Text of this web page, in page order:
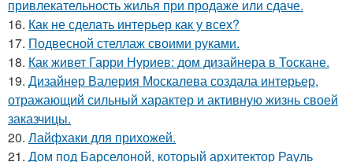
привлекательность жилья при продаже или сдаче.
16. Как не сделать интерьер как у всех?
17. Подвесной стеллаж своими руками.
18. Как живет Гарри Нуриев: дом дизайнера в Тоскане.
19. Дизайнер Валерия Москалева создала интерьер,
отражающий сильный характер и активную жизнь своей
заказчицы.
20. Лайфхаки для прихожей.
21. Дом под Барселоной, который архитектор Рауль